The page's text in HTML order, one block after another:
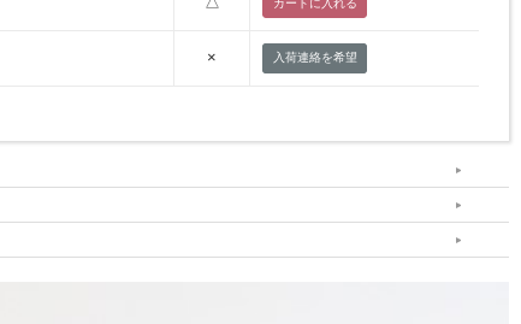
× 入荷連絡を希望